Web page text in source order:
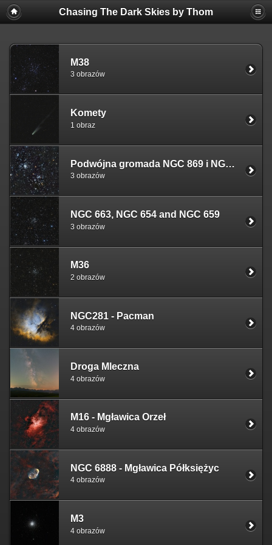
Chasing The Dark Skies by Thom
M38
3 obrazów
Komety
1 obraz
Podwójna gromada NGC 869 i NGC 884
3 obrazów
NGC 663, NGC 654 and NGC 659
3 obrazów
M36
2 obrazów
NGC281 - Pacman
4 obrazów
Droga Mleczna
4 obrazów
M16 - Mgławica Orzeł
4 obrazów
NGC 6888 - Mgławica Półksiężyc
4 obrazów
M3
4 obrazów